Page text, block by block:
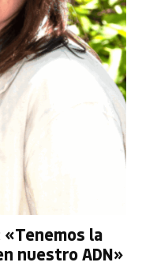
la
nuestro ADN»